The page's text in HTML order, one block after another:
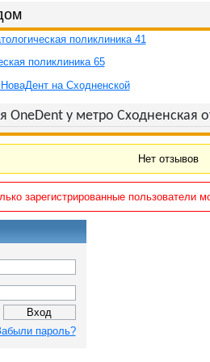
поликлиника 41
поликлиника 65
на Сходненской
OneDent у метро Сходненская
Нет отзывов
зарегистрированные пользователи
пароль?